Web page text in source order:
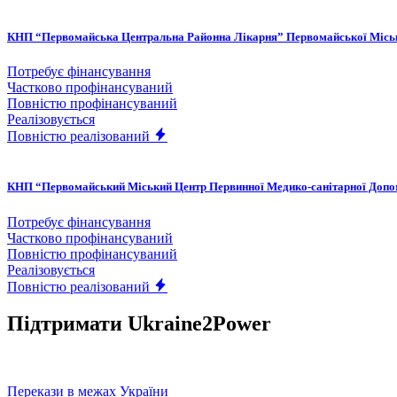
КНП “Первомайська Центральна Районна Лікарня” Первомайської
Потребує фінансування
Частково профінансуваний
Повністю профінансуваний
Реалізовується
Повністю реалізований
КНП “Первомайський Міський Центр Первинної Медико-санітарної
Потребує фінансування
Частково профінансуваний
Повністю профінансуваний
Реалізовується
Повністю реалізований
Підтримати Ukraine2Power
Перекази в межах України